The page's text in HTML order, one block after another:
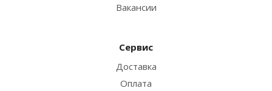
Вакансии
Сервис
Доставка
Оплата